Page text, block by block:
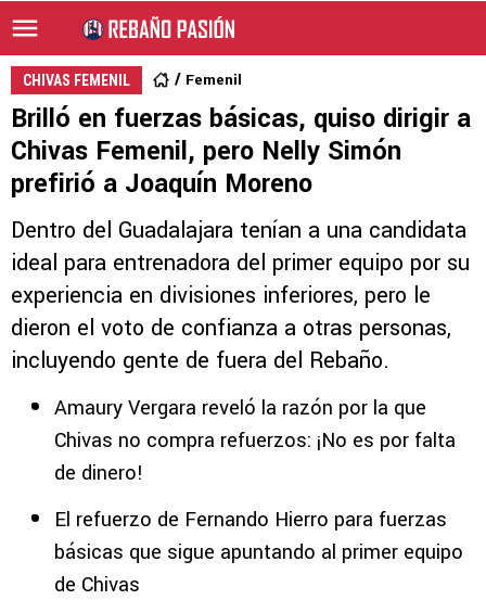
CHIVAS FEMENIL Femenil
Brilló en fuerzas básicas, quiso dirigir a
Chivas Femenil, pero Nelly Simón
prefirió a Joaquín Moreno
Dentro del Guadalajara tenían a una candidata
ideal para entrenadora del primer equipo por su
experiencia en divisiones inferiores, pero le
dieron el voto de confianza a otras personas,
incluyendo gente de fuera del Rebaño.
Amaury Vergara reveló la razón por la que
Chivas no compra refuerzos: ¡No es por falta
de dinero!
El refuerzo de Fernando Hierro para fuerzas
básicas que sigue apuntando al primer equipo
de Chivas